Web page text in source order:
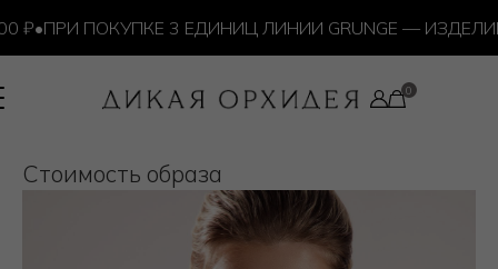
₽•ПРИ ПОКУПКЕ 3 ЕДИНИЦ ЛИНИИ GRUNGE —
Cтоимость образа